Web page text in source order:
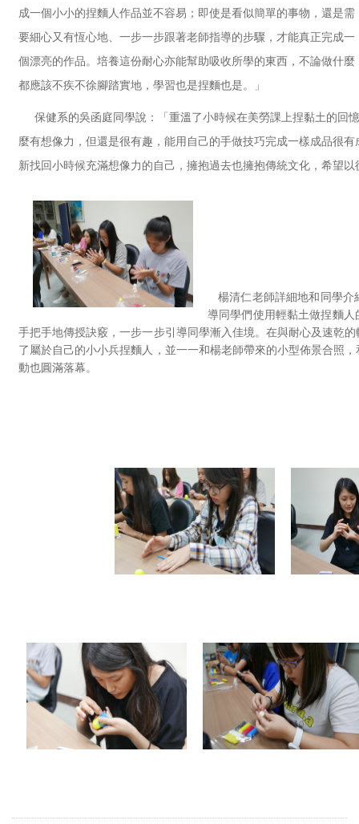
成一個小小的捏麵人作品並不容易；即使是看似簡單的事物，還是需
要細心又有恆心地、一步一步跟著老師指導的步驟，才能真正完成一
個漂亮的作品。培養這份耐心亦能幫助吸收所學的東西，不論做什麼
都應該不疾不徐腳踏實地，學習也是捏麵也是。」
保健系的吳函庭同學說：「重溫了小時候在美勞課上捏黏土的回
麼有想像力，但還是很有趣，能用自己的手做技巧完成一樣成品很
新找回小時候充滿想像力的自己，擁抱過去也擁抱傳統文化，希望
楊清仁老師詳細地和同學
導同學們使用輕黏土做捏麵
手把手地傳授訣竅，一步一步引導同學漸入佳境。在與耐心及速乾
了屬於自己的小小兵捏麵人，並一一和楊老師帶來的小型佈景合照
動也圓滿落幕。